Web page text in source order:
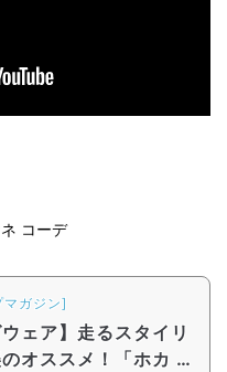
コーデ
ガジン]
ウェア】走るスタイリ
オススメ！「ホカ オ